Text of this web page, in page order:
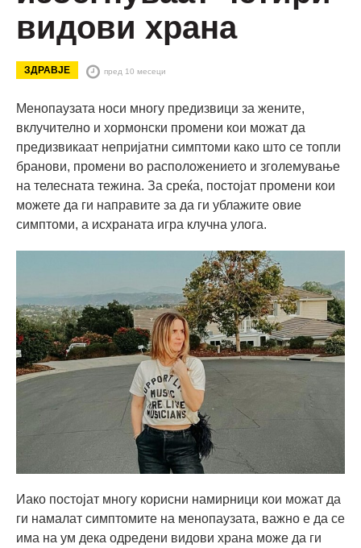
видови храна
ЗДРАВЈЕ пред 10 месеци
Менопаузата носи многу предизвици за жените,
вклучително и хормонски промени кои можат да
предизвикаат непријатни симптоми како што се топли
бранови, промени во расположението и зголемување
на телесната тежина. За среќа, постојат промени кои
можете да ги направите за да ги ублажите овие
симптоми, а исхраната игра клучна улога.
Иако постојат многу корисни намирници кои можат да
ги намалат симптомите на менопаузата, важно е да се
има на ум дека одредени видови храна може да ги